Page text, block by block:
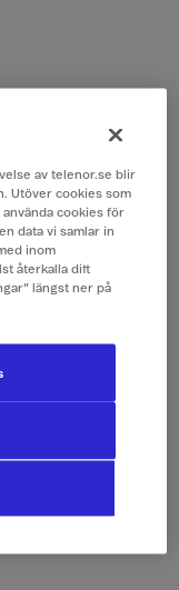
av telenor.se blir
Utöver cookies som
använda cookies för
data vi samlar in
inom
återkalla ditt
längst ner på